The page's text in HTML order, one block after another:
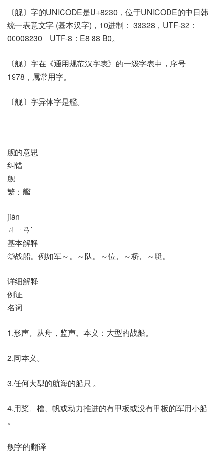
〔舰〕字的UNICODE是U+8230，位于UNICODE的中日韩
统一表意文字 (基本汉字)，10进制： 33328，UTF-32：
00008230，UTF-8：E8 88 B0。
〔舰〕字在《通用规范汉字表》的一级字表中，序号
1978，属常用字。
〔舰〕字异体字是艦。
舰的意思
纠错
舰
繁：艦
jiàn
ㄐㄧㄢˋ
基本解释
◎战船。例如军～。～队。～位。～桥。～艇。
详细解释
例证
名词
1.形声。从舟，监声。本义：大型的战船。
2.同本义。
3.任何大型的航海的船只 。
4.用桨、橹、帆或动力推进的有甲板或没有甲板的军用小船
。
舰字的翻译